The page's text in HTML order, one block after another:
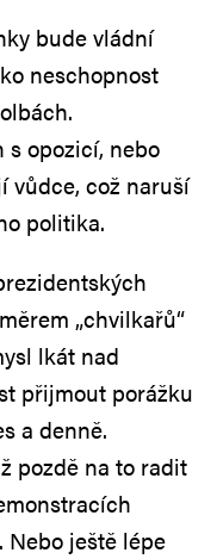
bude vládní
neschopnost
opozicí, nebo
vůdce, což naruší
politika.
„chvilkařů“
lkát nad
přijmout porážku
a denně.
pozdě na to radit
Nebo ještě lépe